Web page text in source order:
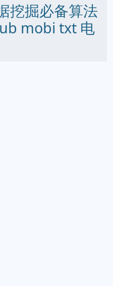
挖掘必备算法
mobi txt 电